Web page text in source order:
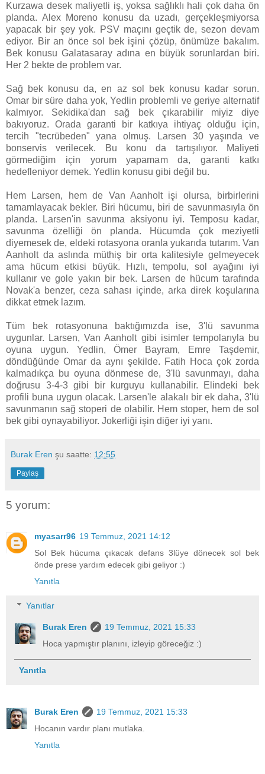
Kurzawa desek maliyetli iş, yoksa sağlıklı hali çok daha ön
planda. Alex Moreno konusu da uzadı, gerçekleşmiyorsa
yapacak bir şey yok. PSV maçını geçtik de, sezon devam
ediyor. Bir an önce sol bek işini çözüp, önümüze bakalım.
Bek konusu Galatasaray adına en büyük sorunlardan biri.
Her 2 bekte de problem var.
Sağ bek konusu da, en az sol bek konusu kadar sorun.
Omar bir süre daha yok, Yedlin problemli ve geriye alternatif
kalmıyor. Sekidika'dan sağ bek çıkarabilir miyiz diye
bakıyoruz. Orada garanti bir katkıya ihtiyaç olduğu için,
tercih "tecrübeden" yana olmuş. Larsen 30 yaşında ve
bonservis verilecek. Bu konu da tartışılıyor. Maliyeti
görmediğim için yorum yapamam da, garanti katkı
hedefleniyor demek. Yedlin konusu gibi değil bu.
Hem Larsen, hem de Van Aanholt işi olursa, birbirlerini
tamamlayacak bekler. Biri hücumu, biri de savunmasıyla ön
planda. Larsen'in savunma aksiyonu iyi. Temposu kadar,
savunma özelliği ön planda. Hücumda çok meziyetli
diyemesek de, eldeki rotasyona oranla yukarıda tutarım. Van
Aanholt da aslında müthiş bir orta kalitesiyle gelmeyecek
ama hücum etkisi büyük. Hızlı, tempolu, sol ayağını iyi
kullanır ve gole yakın bir bek. Larsen de hücum tarafında
Novak'a benzer, ceza sahası içinde, arka direk koşularına
dikkat etmek lazım.
Tüm bek rotasyonuna baktığımızda ise, 3'lü savunma
uygunlar. Larsen, Van Aanholt gibi isimler tempolarıyla bu
oyuna uygun. Yedlin, Ömer Bayram, Emre Taşdemir,
döndüğünde Omar da aynı şekilde. Fatih Hoca çok zorda
kalmadıkça bu oyuna dönmese de, 3'lü savunmayı, daha
doğrusu 3-4-3 gibi bir kurguyu kullanabilir. Elindeki bek
profili buna uygun olacak. Larsen'le alakalı bir ek daha, 3'lü
savunmanın sağ stoperi de olabilir. Hem stoper, hem de sol
bek gibi oynayabiliyor. Jokerliği işin diğer iyi yanı.
Burak Eren şu saatte: 12:55
Paylaş
5 yorum:
myasarr96 19 Temmuz, 2021 14:12
Sol Bek hücuma çıkacak defans 3lüye dönecek sol bek
önde prese yardım edecek gibi geliyor :)
Yanıtla
Yanıtlar
Burak Eren
19 Temmuz, 2021 15:33
Hoca yapmıştır planını, izleyip göreceğiz :)
Yanıtla
Burak Eren
19 Temmuz, 2021 15:33
Hocanın vardır planı mutlaka.
Yanıtla